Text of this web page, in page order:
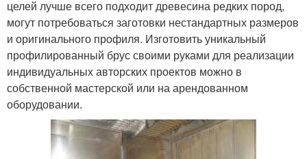
целей лучше всего подходит древесина редких пород,
могут потребоваться заготовки нестандартных размеров
и оригинального профиля. Изготовить уникальный
профилированный брус своими руками для реализации
индивидуальных авторских проектов можно в
собственной мастерской или на арендованном
оборудовании.